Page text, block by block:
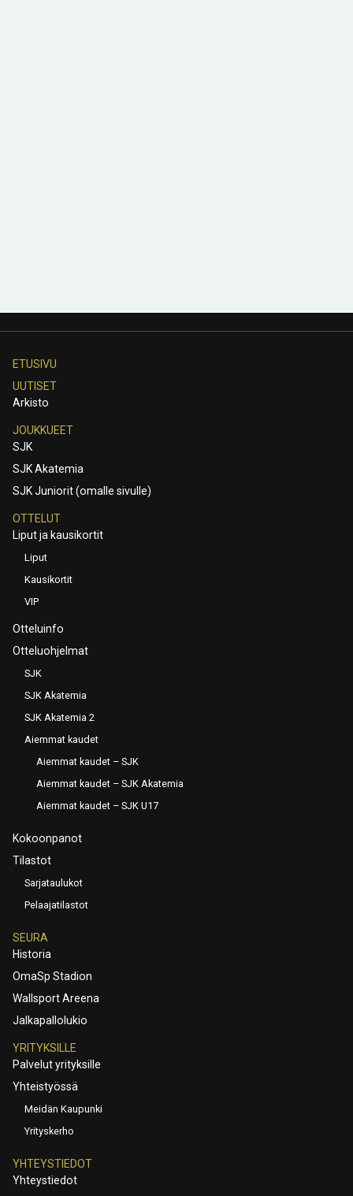
ETUSIVU
UUTISET
Arkisto
JOUKKUEET
SJK
SJK Akatemia
SJK Juniorit (omalle sivulle)
OTTELUT
Liput ja kausikortit
Liput
Kausikortit
VIP
Otteluinfo
Otteluohjelmat
SJK
SJK Akatemia
SJK Akatemia 2
Aiemmat kaudet
Aiemmat kaudet – SJK
Aiemmat kaudet – SJK Akatemia
Aiemmat kaudet – SJK U17
Kokoonpanot
Tilastot
Sarjataulukot
Pelaajatilastot
SEURA
Historia
OmaSp Stadion
Wallsport Areena
Jalkapallolukio
YRITYKSILLE
Palvelut yrityksille
Yhteistyössä
Meidän Kaupunki
Yrityskerho
YHTEYSTIEDOT
Yhteystiedot